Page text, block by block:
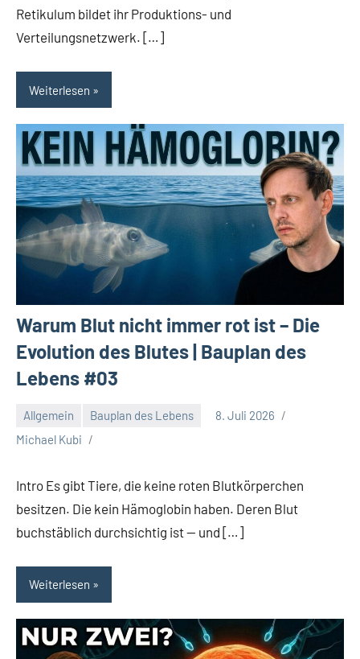
Retikulum bildet ihr Produktions- und
Verteilungsnetzwerk. […]
Weiterlesen
Warum Blut nicht immer rot ist – Die
Evolution des Blutes | Bauplan des
Lebens #03
Allgemein Bauplan des Lebens
8. Juli 2026
Michael Kubi
Intro Es gibt Tiere, die keine roten Blutkörperchen
besitzen. Die kein Hämoglobin haben. Deren Blut
buchstäblich durchsichtig ist — und […]
Weiterlesen